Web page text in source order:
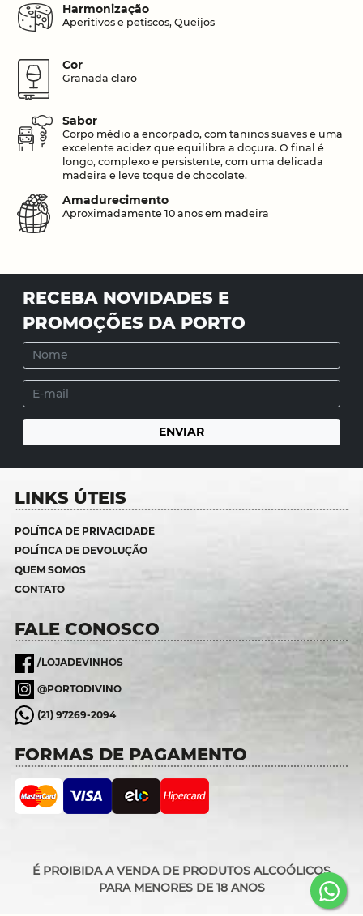
Harmonização
Aperitivos e petiscos, Queijos
Cor
Granada claro
Sabor
Corpo médio a encorpado, com taninos suaves e uma
excelente acidez que equilibra a doçura. O final é
longo, complexo e persistente, com uma delicada
madeira e leve toque de chocolate.
Amadurecimento
Aproximadamente 10 anos em madeira
RECEBA NOVIDADES E
PROMOÇÕES DA PORTO
LINKS ÚTEIS
POLÍTICA DE PRIVACIDADE
POLÍTICA DE DEVOLUÇÃO
QUEM SOMOS
CONTATO
FALE CONOSCO
/LOJADEVINHOS
@PORTODIVINO
(21) 97269-2094
FORMAS DE PAGAMENTO
É PROIBIDA A VENDA DE PRODUTOS ALCOÓLICOS
PARA MENORES DE 18 ANOS